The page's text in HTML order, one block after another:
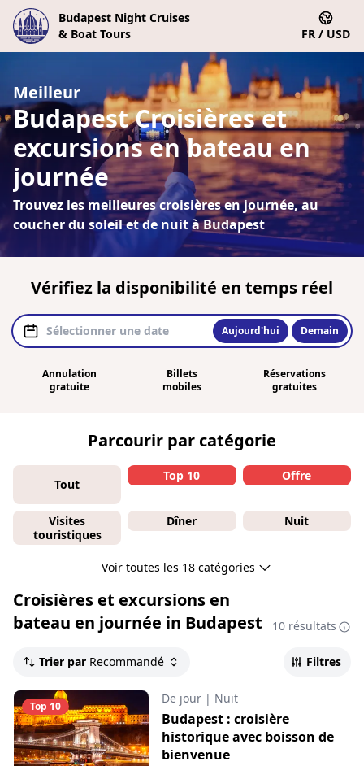
Budapest Night Cruises
& Boat Tours
FR / USD
Meilleur
Budapest Croisières et
excursions en bateau en
journée
Trouvez les meilleures croisières en journée, au
coucher du soleil et de nuit à Budapest
Vérifiez la disponibilité en temps réel
Aujourd'hui Demain
Annulation
gratuite
Billets
mobiles
Réservations
gratuites
Parcourir par catégorie
Tout
Top 10 Offre
Visites
touristiques
Dîner Nuit
Voir toutes les 18 catégories
Croisières et excursions en
bateau en journée in Budapest
10 résultats
Trier par Recommandé Filtres
Top 10
De jour | Nuit
Budapest : croisière
historique avec boisson de
bienvenue